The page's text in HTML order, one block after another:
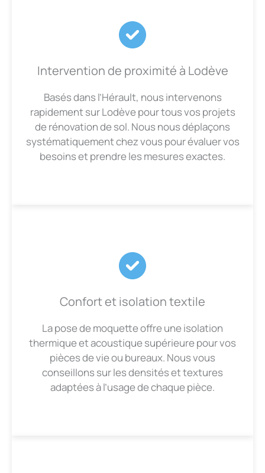
Intervention de proximité à Lodève
Basés dans l’Hérault, nous intervenons
rapidement sur Lodève pour tous vos projets
de rénovation de sol. Nous nous déplaçons
systématiquement chez vous pour évaluer vos
besoins et prendre les mesures exactes.
Confort et isolation textile
La pose de moquette offre une isolation
thermique et acoustique supérieure pour vos
pièces de vie ou bureaux. Nous vous
conseillons sur les densités et textures
adaptées à l’usage de chaque pièce.